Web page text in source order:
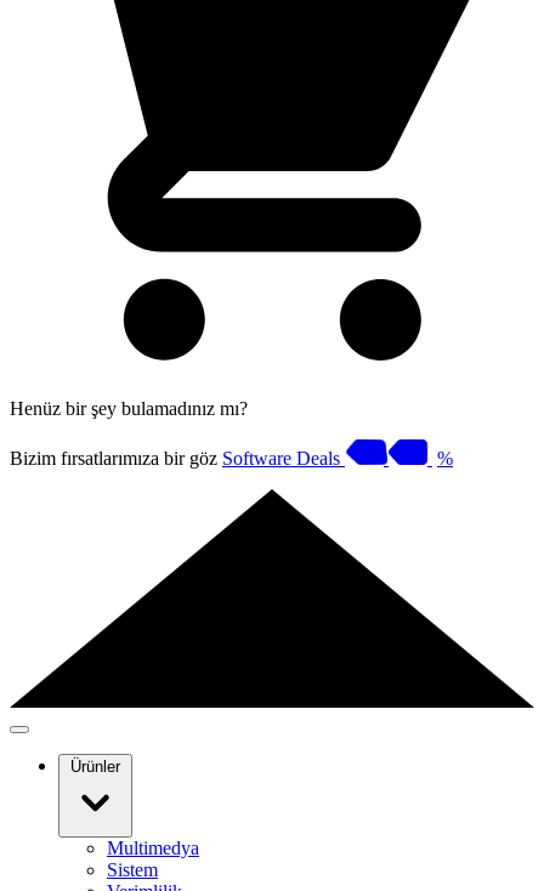
Henüz bir şey bulamadınız mı?
Bizim fırsatlarımıza bir göz Software Deals %
Ürünler
Multimedya
Sistem